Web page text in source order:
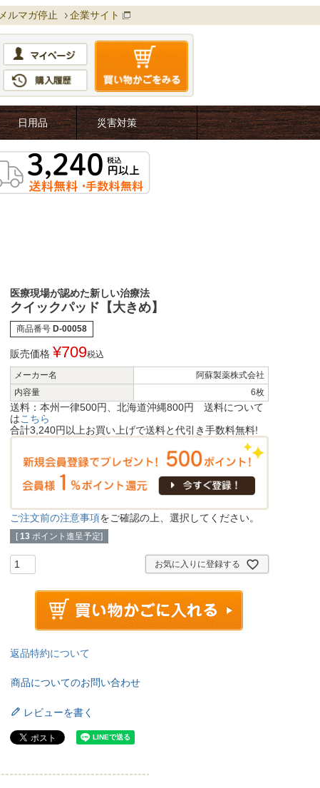
メルマガ停止 企業サイト
日用品 災害対策
医療現場が認めた新しい治療法
クイックパッド【大きめ】
商品番号 D-00058
販売価格 ¥709税込
メーカー名
阿蘇製薬株式会社
内容量
6枚
送料：本州一律500円、北海道沖縄800円 送料について
はこちら
合計3,240円以上お買い上げで送料と代引き手数料無料!
ご注文前の注意事項をご確認の上、選択してください。
[ 13 ポイント進呈予定]
お気に入りに登録する
返品特約について
商品についてのお問い合わせ
レビューを書く